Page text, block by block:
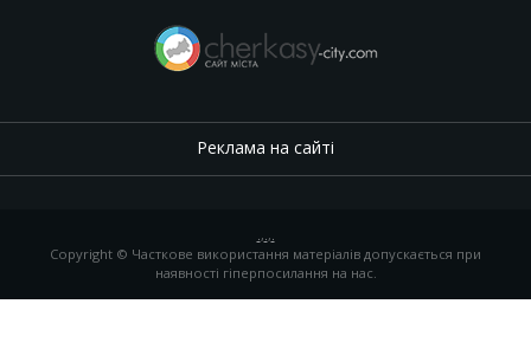
Реклама на сайті
, ,
Copyright © Часткове використання матеріалів допускається при
наявності гіперпосилання на нас.